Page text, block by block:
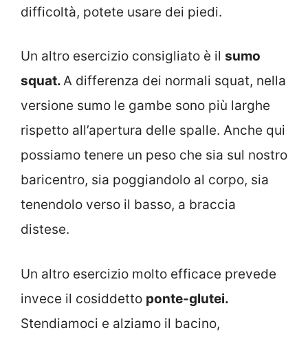
difficoltà, potete usare dei piedi.
Un altro esercizio consigliato è il sumo
squat.A differenza dei normali squat, nella
versione sumo le gambe sono più larghe
rispetto all’apertura delle spalle. Anche qui
possiamo tenere un peso che sia sul nostro
baricentro, sia poggiandolo al corpo, sia
tenendolo verso il basso, a braccia
distese.
Un altro esercizio molto efficace prevede
invece il cosiddetto ponte-glutei.
Stendiamoci e alziamo il bacino,